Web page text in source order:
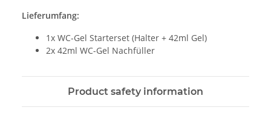
Lieferumfang:
1x WC-Gel Starterset (Halter + 42ml Gel)
2x 42ml WC-Gel Nachfüller
Product safety information